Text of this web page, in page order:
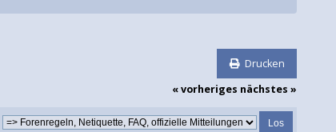
Drucken
« vorheriges nächstes »